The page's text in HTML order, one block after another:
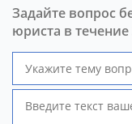
Задайте вопрос
юриста в